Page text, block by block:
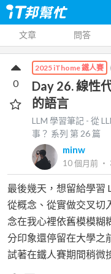
文章 問答
2025 iThome 鐵人賽
Day 26. 線性
的語言
LLM 學習筆記 - 從
事？ 系列 第26 篇
minw
10 個月前 ‧
0
最後幾天，想留給學習
從概念、從實做交叉切
念在我心裡依舊模模糊
分印象還停留在大學之
試著在鐵人賽期間稍微